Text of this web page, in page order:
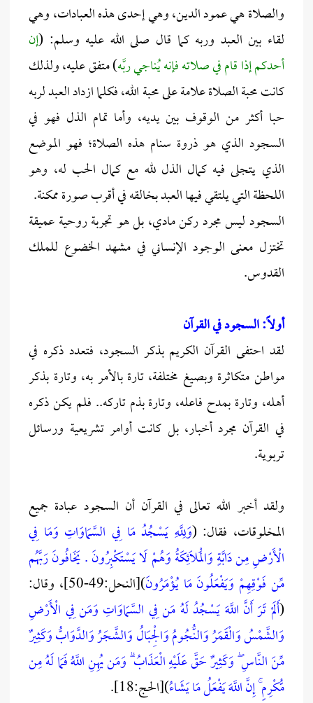
والصلاة هي عمود الدين، وهي إحدى هذه العبادات، وهي
لقاء بين العبد وربه كما قال صلى الله عليه وسلم: (إن
أحدكم إذا قام في صلاته فإنه يُناجي ربَّه) متفق عليه، ولذلك
كانت محبة الصلاة علامة على محبة الله، فكلما ازداد العبد لربه
حبا أكثر من الوقوف بين يديه، وأما تمام الذل فهو في
السجود الذي هو ذروة سنام هذه الصلاة؛ فهو الموضع
الذي يتجلى فيه كمال الذل لله مع كمال الحب له، وهو
اللحظة التي يلتقي فيها العبد بخالقه في أقرب صورة ممكنة.
السجود ليس مجرد ركن مادي، بل هو تجربة روحية عميقة
تختزل معنى الوجود الإنساني في مشهد الخضوع للملك
القدوس.
أولاً: السجود في القرآن
لقد احتفى القرآن الكريم بذكر السجود، فتعدد ذكره في
مواطن متكاثرة وبصيغ مختلفة، تارة بالأمر به، وتارة بذكر
أهله، وتارة بمدح فاعله، وتارة بذم تاركه.. فلم يكن ذكره
في القرآن مجرد أخبار، بل كانت أوامر تشريعية ورسائل
تربوية.
ولقد أخبر الله تعالى في القرآن أن السجود عبادة جميع
المخلوقات، فقال: (وَلِلَّهِ يَسْجُدُ مَا فِي السَّمَاوَاتِ وَمَا فِي
الْأَرْضِ مِن دَابَّةٍ وَالْمَلَائِكَةُ وَهُمْ لَا يَسْتَكْبِرُونَ . يَخَافُونَ رَبَّهُم
مِّن فَوْقِهِمْ وَيَفْعَلُونَ مَا يُؤْمَرُونَ
)[النحل:49-50]، وقال:
(أَلَمْ تَرَ أَنَّ اللَّهَ يَسْجُدُ لَهُ مَن فِي السَّمَاوَاتِ وَمَن فِي الْأَرْضِ
وَالشَّمْسُ وَالْقَمَرُ وَالنُّجُومُ وَالْجِبَالُ وَالشَّجَرُ وَالدَّوَابُّ وَكَثِيرٌ
مِّنَ النَّاسِ ۖ وَكَثِيرٌ حَقَّ عَلَيْهِ الْعَذَابُ ۗ وَمَن يُهِنِ اللَّهُ فَمَا لَهُ مِن
مُّكْرِمٍ ۚ إِنَّ اللَّهَ يَفْعَلُ مَا يَشَاءُ)[الحج:18].